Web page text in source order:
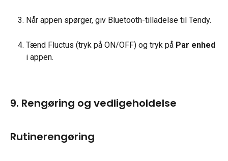
Når appen spørger, giv Bluetooth-tilladelse til Tendy.
Tænd Fluctus (tryk på ON/OFF) og tryk på Par enhed
i appen.
9. Rengøring og vedligeholdelse
Rutinerengøring